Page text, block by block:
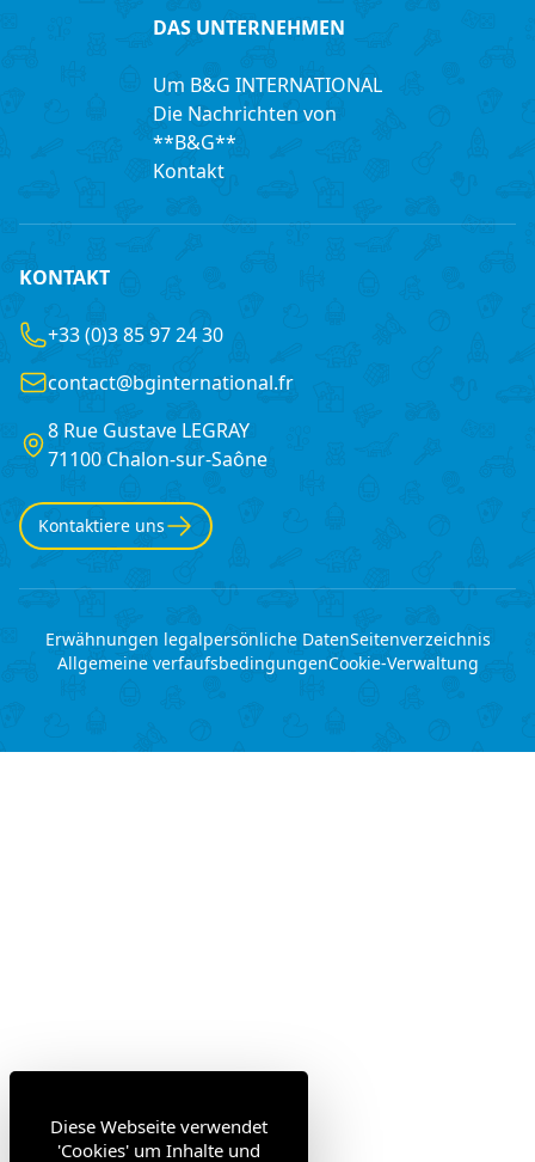
DAS UNTERNEHMEN
Um B&G INTERNATIONAL
Die Nachrichten von
**B&G**
Kontakt
KONTAKT
+33 (0)3 85 97 24 30
contact@bginternational.fr
8 Rue Gustave LEGRAY
71100 Chalon-sur-SaôneFrance
Kontaktiere uns
Erwähnungen legalpersönliche DatenSeitenverzeichnis
Allgemeine verfaufsbedingungenCookie-Verwaltung
Diese Webseite verwendet
'Cookies' um Inhalte und